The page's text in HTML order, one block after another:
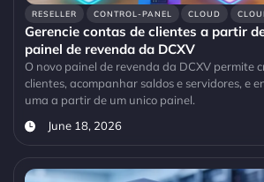
RESELLER CONTROL-PANEL CLOUD
Gerencie contas de clientes a partir
painel de revenda da DCXV
O novo painel de revenda da DCXV permite
clientes, acompanhar saldos e servidores, e
uma a partir de um unico painel.
June 18, 2026